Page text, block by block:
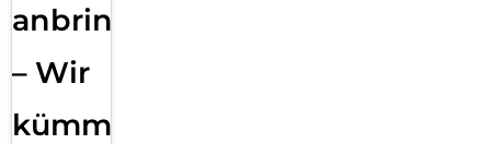
anbringen
– Wir
kümmern